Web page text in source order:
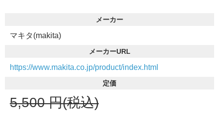
メーカー
マキタ(makita)
メーカーURL
https://www.makita.co.jp/product/index.html
定価
5,500 円(税込)